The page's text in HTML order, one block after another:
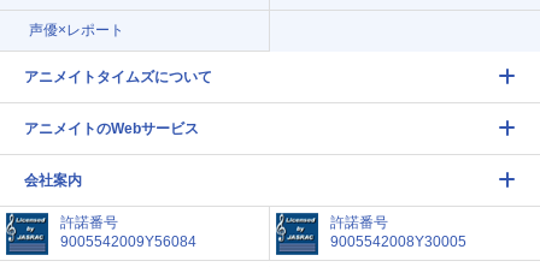
声優×レポート
アニメイトタイムズについて
アニメイトのWebサービス
会社案内
許諾番号
9005542009Y56084
許諾番号
9005542008Y30005